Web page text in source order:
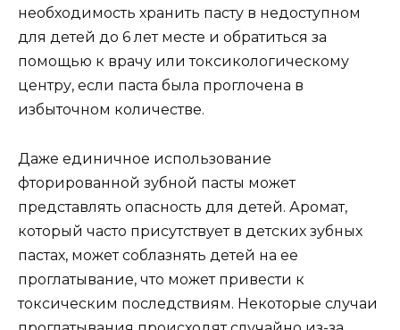
необходимость хранить пасту в недоступном
для детей до 6 лет месте и обратиться за
помощью к врачу или токсикологическому
центру, если паста была проглочена в
избыточном количестве.
Даже единичное использование
фторированной зубной пасты может
представлять опасность для детей. Аромат,
который часто присутствует в детских зубных
пастах, может соблазнять детей на ее
проглатывание, что может привести к
токсическим последствиям. Некоторые случаи